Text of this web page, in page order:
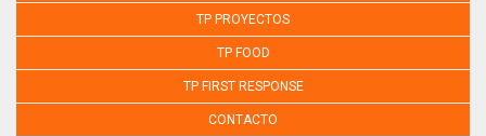
TP PROYECTOS
TP FOOD
TP FIRST RESPONSE
CONTACTO